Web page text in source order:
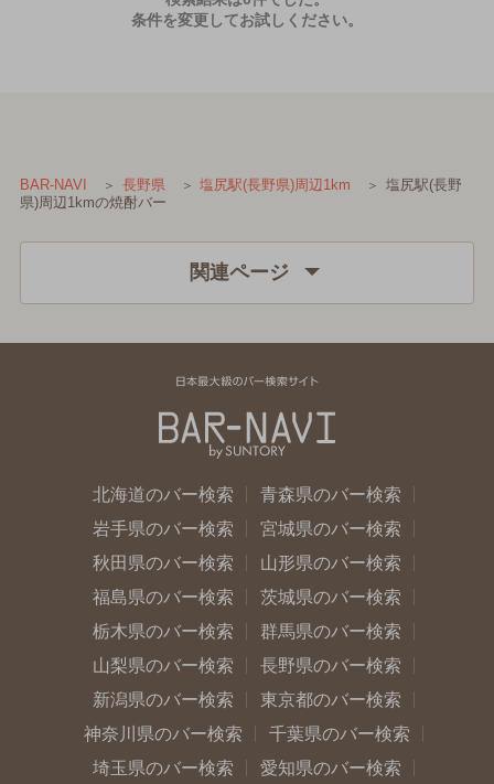
条件を変更してお試しください。
BAR-NAVI 長野県 塩尻駅(長野県)周辺1km
塩尻駅(長野
県)周辺1kmの焼酎バー
関連ページ
北海道のバー検索
青森県のバー検索
岩手県のバー検索
宮城県のバー検索
秋田県のバー検索
山形県のバー検索
福島県のバー検索
茨城県のバー検索
栃木県のバー検索
群馬県のバー検索
山梨県のバー検索
長野県のバー検索
新潟県のバー検索
東京都のバー検索
神奈川県のバー検索
千葉県のバー検索
埼玉県のバー検索
愛知県のバー検索